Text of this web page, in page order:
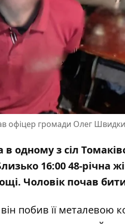
офіцер громади Олег
в одному з сіл
16:00 48-річна
Чоловік почав
побив її металевою